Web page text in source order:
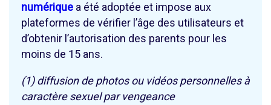
numérique a été adoptée et impose aux
plateformes de vérifier l’âge des utilisateurs et
d’obtenir l’autorisation des parents pour les
moins de 15 ans.
(1) diffusion de photos ou vidéos personnelles à
caractère sexuel par vengeance